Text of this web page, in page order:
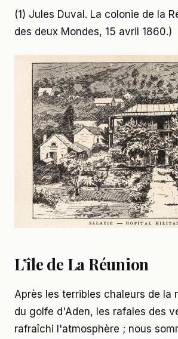
(1) Jules Duval. La colonie de la
des deux Mondes, 15 avril 1860.)
L’île de La Réunion
Après les terribles chaleurs de la
du golfe d'Aden, les rafales des
rafraîchi l'atmosphère ; nous